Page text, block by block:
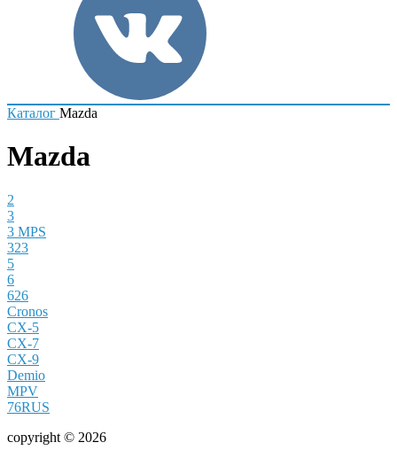
Каталог Mazda
Mazda
2
3
3 MPS
323
5
6
626
Cronos
CX-5
CX-7
CX-9
Demio
MPV
76RUS
copyright © 2026